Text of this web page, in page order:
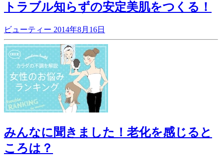
トラブル知らずの安定美肌をつくる！
ビューティー 2014年8月16日
みんなに聞きました！老化を感じると
ころは？